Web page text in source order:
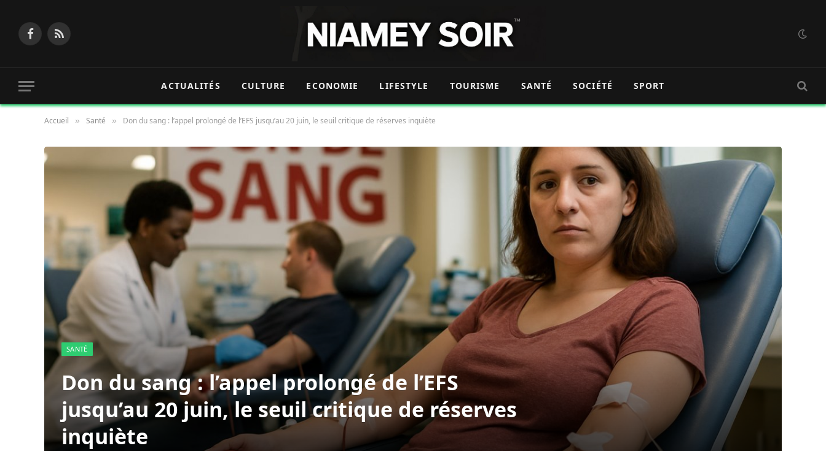
FacebookRSS
ACTUALITÉS CULTURE ECONOMIE LIFESTYLE TOURISME SANTÉ SOCIÉTÉ SPORT
Accueil » Santé » Don du sang : l’appel prolongé de l’EFS jusqu’au 20 juin, le seuil critique de réserves inquiète
SANTÉ
Don du sang : l’appel prolongé de l’EFS
jusqu’au 20 juin, le seuil critique de réserves
inquiète